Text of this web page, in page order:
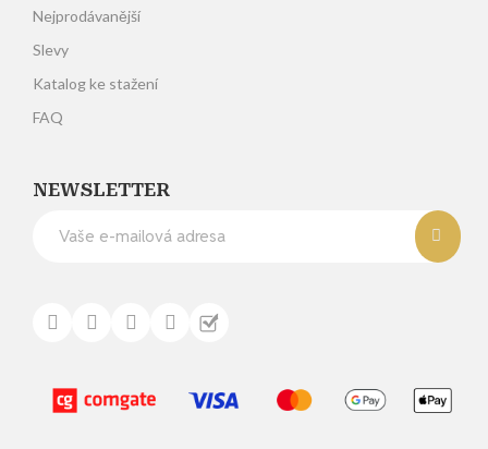
Nejprodávanější
Slevy
Katalog ke stažení
FAQ
NEWSLETTER